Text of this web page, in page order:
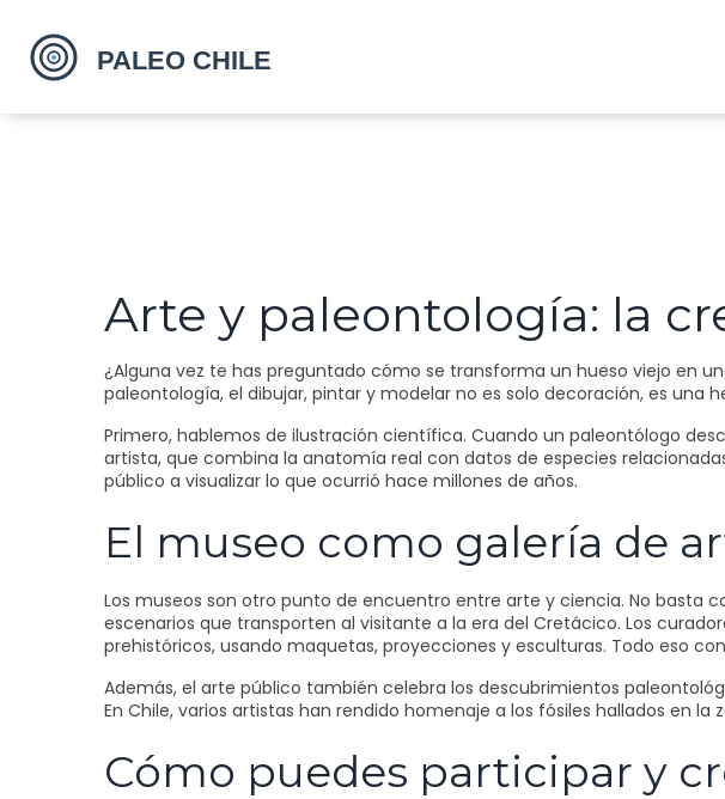
Arte y paleontología: la
¿Alguna vez te has preguntado cómo se transforma un hueso viejo en
paleontología, el dibujar, pintar y modelar no es solo decoración, es una
Primero, hablemos de ilustración científica. Cuando un paleontólogo
artista, que combina la anatomía real con datos de especies
público a visualizar lo que ocurrió hace millones de años.
El museo como galería de
Los museos son otro punto de encuentro entre arte y ciencia. No basta
escenarios que transporten al visitante a la era del Cretácico. Los
prehistóricos, usando maquetas, proyecciones y esculturas. Todo eso
Además, el arte público también celebra los descubrimientos
En Chile, varios artistas han rendido homenaje a los fósiles hallados en
Cómo puedes participar y